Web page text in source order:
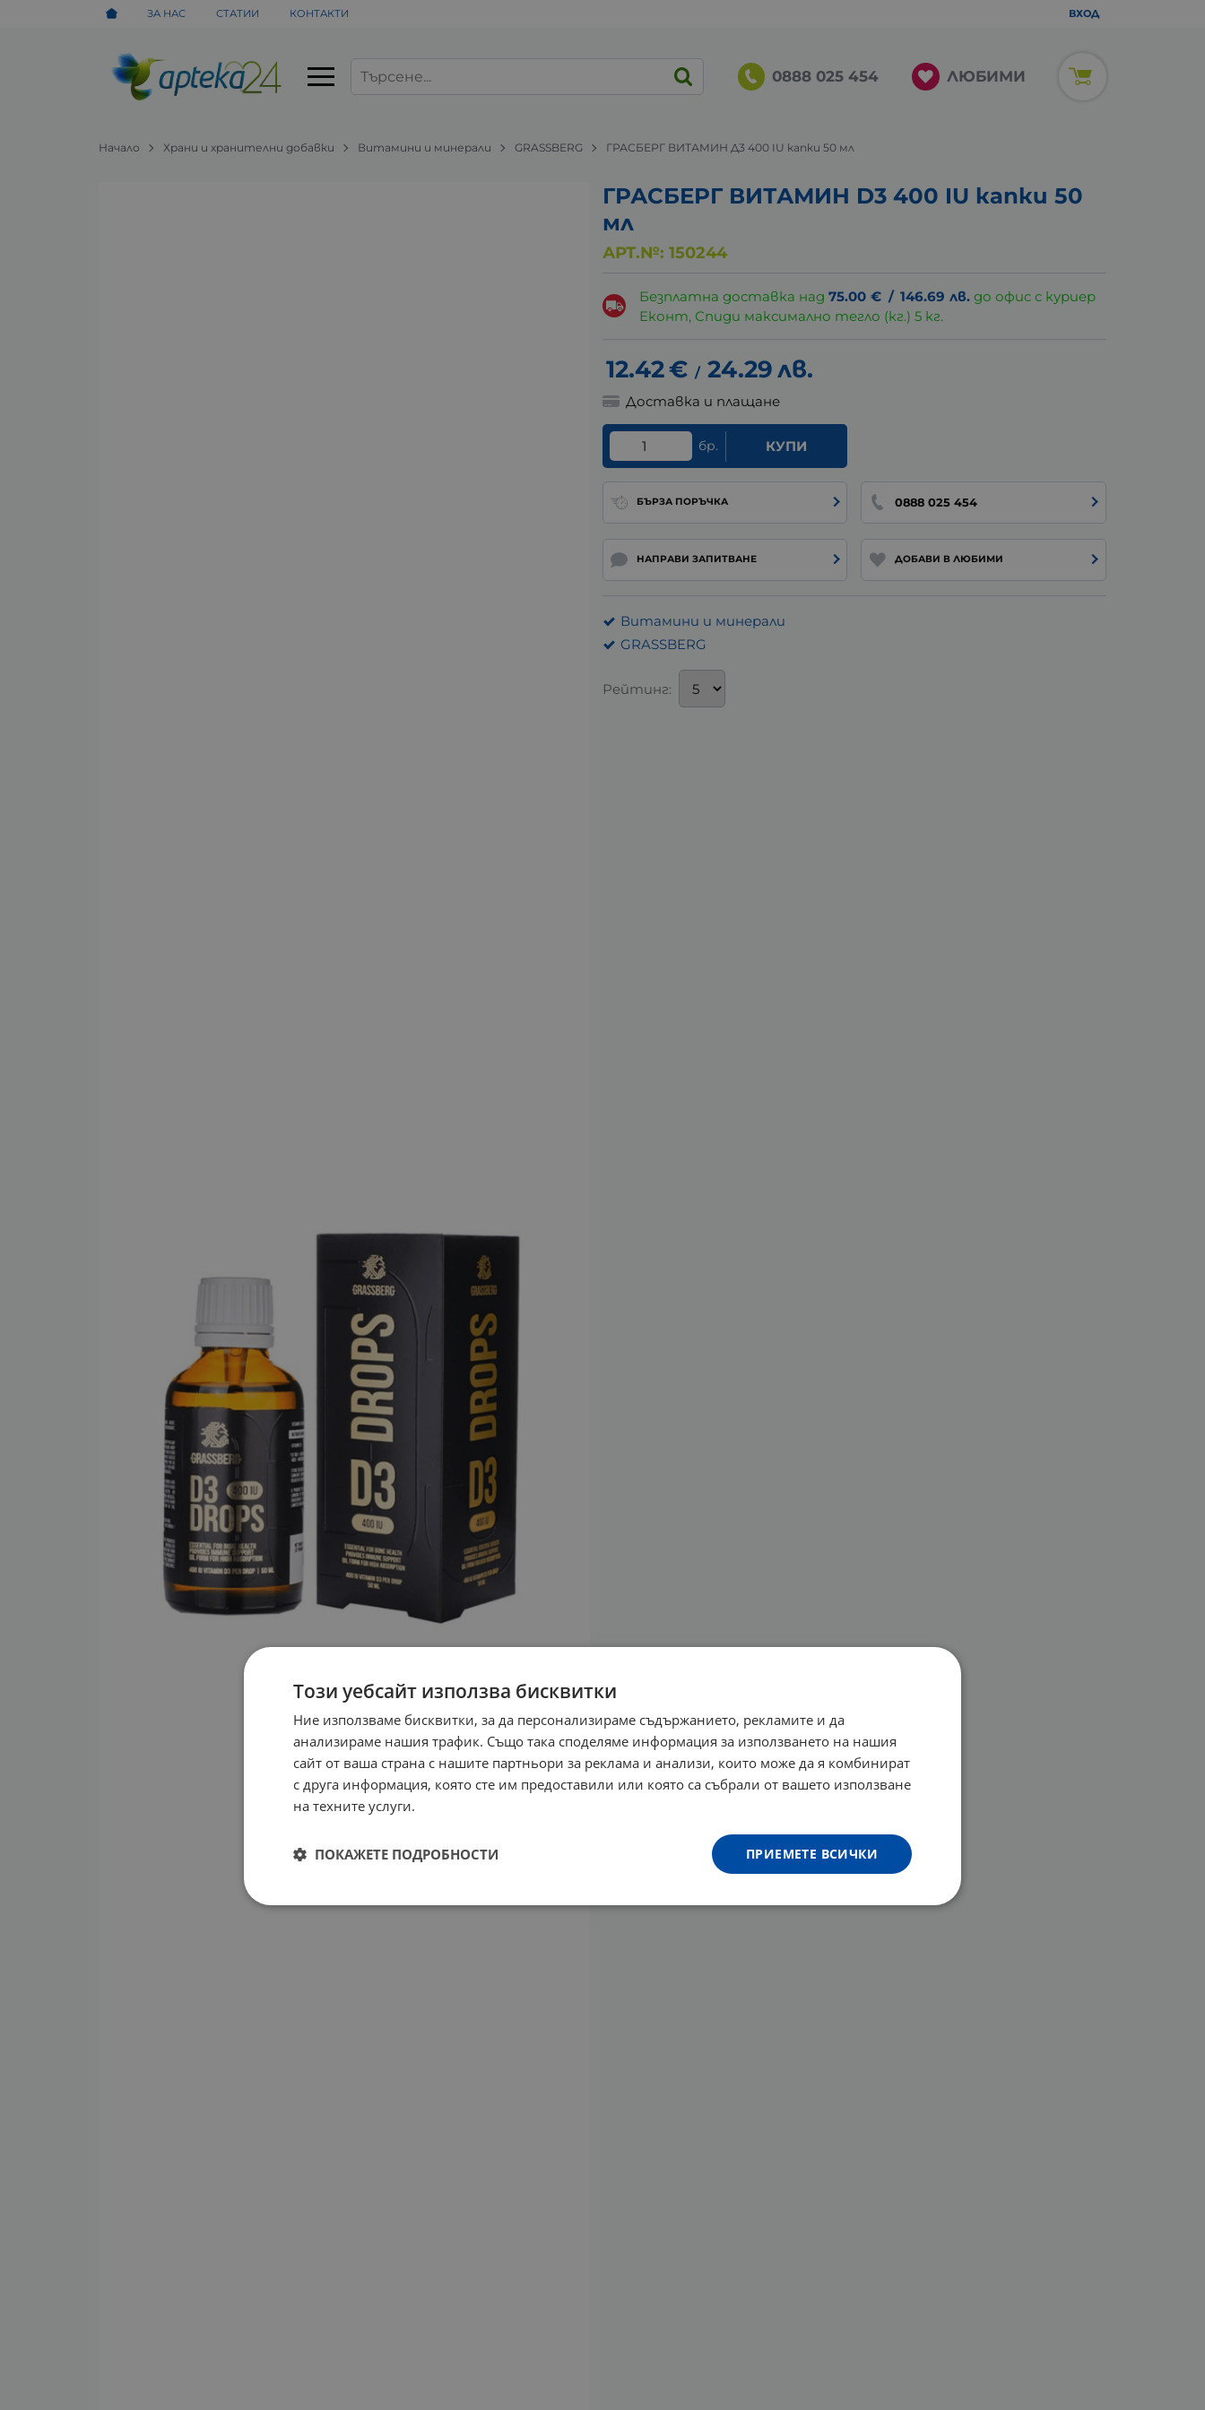
ЗА НАС СТАТИИ КОНТАКТИ ВХОД
0888 025 454 ЛЮБИМИ
Начало Храни и хранителни добавки Витамини и минерали GRASSBERG ГРАСБЕРГ ВИТАМИН Д3 400 IU капки 50 мл
ГРАСБЕРГ ВИТАМИН D3 400 IU капки 50
мл
АРТ.№: 150244
Безплатна доставка над75.00 € / 146.69 лв. до офис с куриер
Еконт, Спиди максимално тегло (кг.) 5 кг.
12.42€ / 24.29лв.
Доставка и плащане
бр. КУПИ
БЪРЗА ПОРЪЧКА 0888 025 454
НАПРАВИ ЗАПИТВАНЕ ДОБАВИ В ЛЮБИМИ
Витамини и минерали
GRASSBERG
Рейтинг:
Този уебсайт използва бисквитки
Ние използваме бисквитки, за да персонализираме съдържанието, рекламите и да
анализираме нашия трафик. Също така споделяме информация за използването на нашия
сайт от ваша страна с нашите партньори за реклама и анализи, които може да я комбинират
с друга информация, която сте им предоставили или която са събрали от вашето използване
на техните услуги.
ПРИЕМЕТЕ ВСИЧКИ
ПОКАЖЕТЕ ПОДРОБНОСТИ